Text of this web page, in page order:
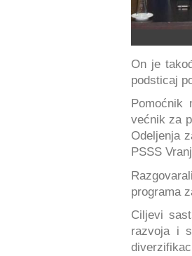
On je
podsticaj
Pomoćnik
većnik za
Odeljenja
PSSS
programa
Ciljevi
razvoja i